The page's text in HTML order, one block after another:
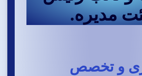
مدیره.
و تخصص